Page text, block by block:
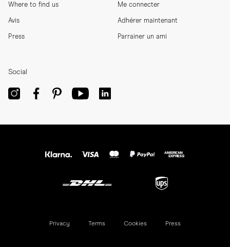
Where to find us
Avis
Press
Me connecter
Adhérer maintenant
Parrainer un ami
Social
Privacy Terms Cookies Press